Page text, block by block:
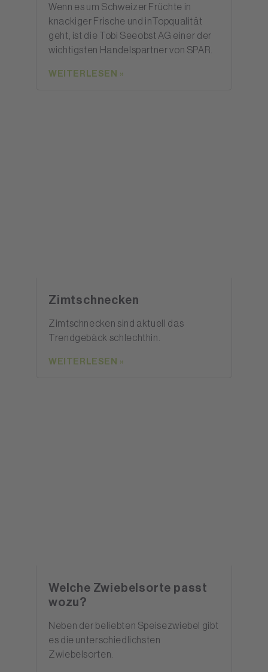
Wenn es um Schweizer Früchte in
knackiger Frische und inTopqualität
geht, ist die Tobi Seeobst AG einer der
wichtigsten Handelspartner von SPAR.
WEITERLESEN »
Zimtschnecken
Zimtschnecken sind aktuell das
Trendgebäck schlechthin.
WEITERLESEN »
Welche Zwiebelsorte passt
wozu?
Neben der beliebten Speisezwiebel gibt
es die unterschiedlichsten
Zwiebelsorten.